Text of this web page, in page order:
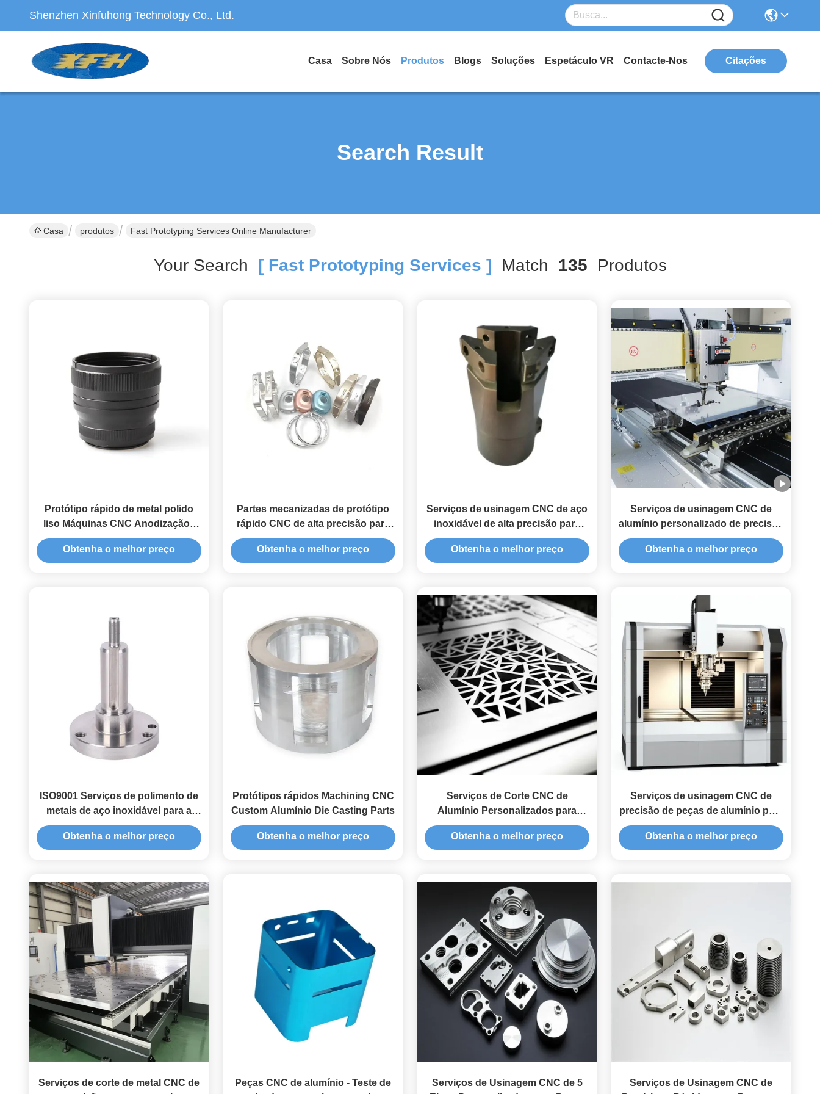
Shenzhen Xinfuhong Technology Co., Ltd.
Casa Sobre Nós Produtos Blogs Soluções Espetáculo VR Contacte-Nos Citações
Search Result
Casa produtos Fast Prototyping Services Online Manufacturer
Your Search [ Fast Prototyping Services ] Match 135 Produtos
Protótipo rápido de metal polido
liso Máquinas CNC Anodização /
acabamento de espelho
Obtenha o melhor preço
Partes mecanizadas de protótipo
rápido CNC de alta precisão para
automóveis / indústria
Obtenha o melhor preço
Serviços de usinagem CNC de aço
inoxidável de alta precisão para
acabamentos de superfície lisa
Obtenha o melhor preço
Serviços de usinagem CNC de
alumínio personalizado de precisão
0,1 mm
Obtenha o melhor preço
ISO9001 Serviços de polimento de
metais de aço inoxidável para a
indústria automóvel
Obtenha o melhor preço
Protótipos rápidos Machining CNC
Custom Alumínio Die Casting Parts
Obtenha o melhor preço
Serviços de Corte CNC de
Alumínio Personalizados para
Desenhos 2D/3D
Obtenha o melhor preço
Serviços de usinagem CNC de
precisão de peças de alumínio para
automóveis
Obtenha o melhor preço
Serviços de corte de metal CNC de
Peças CNC de alumínio - Teste de
Serviços de Usinagem CNC de 5
Serviços de Usinagem CNC de